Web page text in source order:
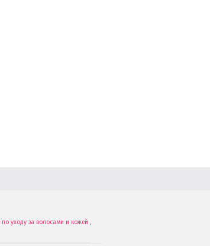
уходу за волосами и кожей для мужчин